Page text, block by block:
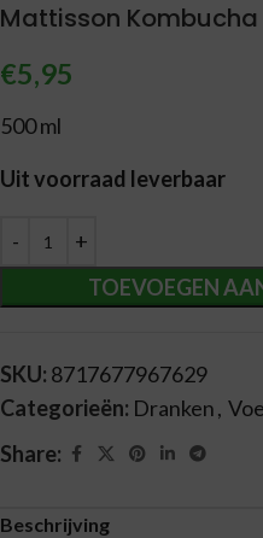
Mattisson
€5,95
500 ml
Uit voorraad leverbaar
TOEVOEGEN
Alternative:
SKU: 8717677967629
Categorieën: Dranken,
Share:
Beschrijving